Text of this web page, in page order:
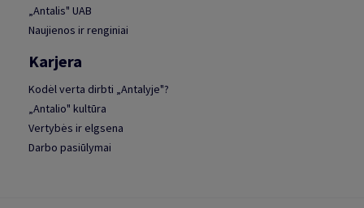
„Antalis" UAB
Naujienos ir renginiai
Karjera
Kodėl verta dirbti „Antalyje"?
„Antalio" kultūra
Vertybės ir elgsena
Darbo pasiūlymai